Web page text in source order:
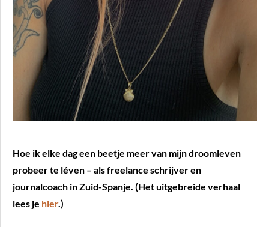
Hoe ik elke dag een beetje meer van mijn droomleven
probeer te léven – als freelance schrijver en
journalcoach in Zuid-Spanje. (Het uitgebreide verhaal
lees je hier.)